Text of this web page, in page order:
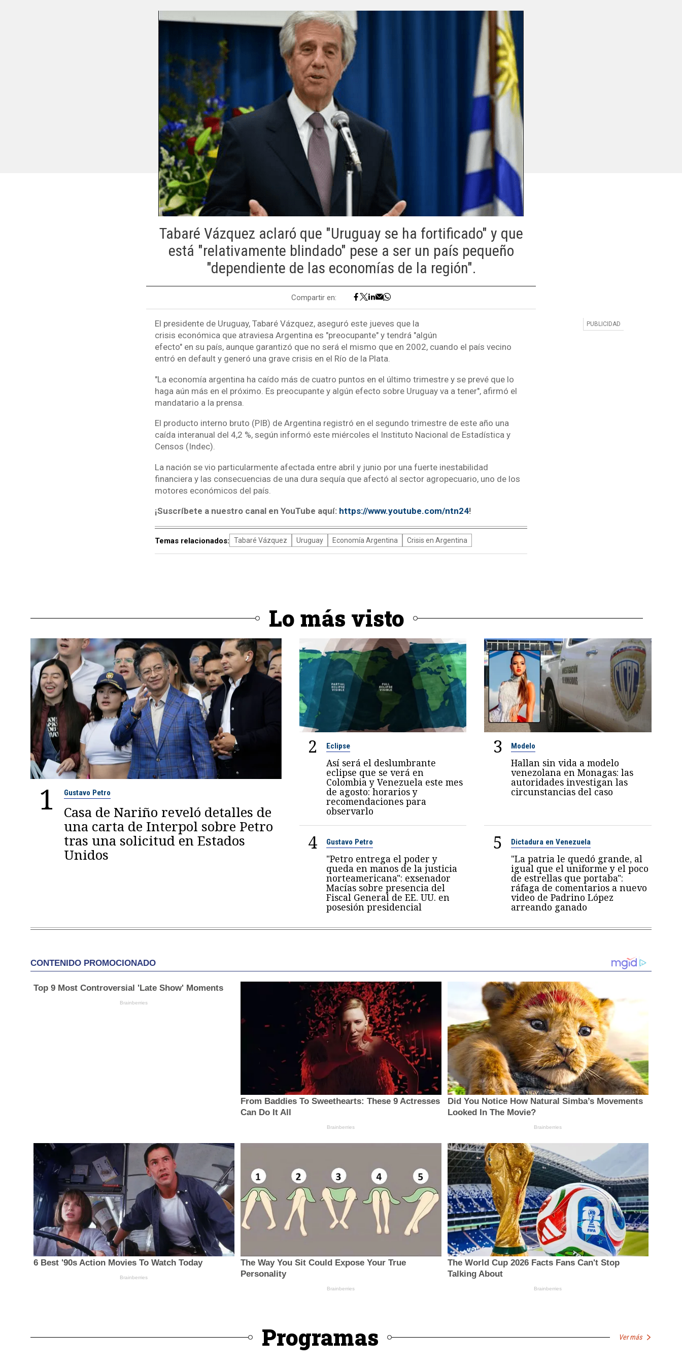
Tabaré Vázquez aclaró que "Uruguay se ha fortificado" y que
está "relativamente blindado" pese a ser un país pequeño
"dependiente de las economías de la región".
Compartir en:
El presidente de Uruguay, Tabaré Vázquez, aseguró este jueves que la
crisis económica que atraviesa Argentina es "preocupante" y tendrá "algún
efecto" en su país, aunque garantizó que no será el mismo que en 2002, cuando el país vecino
entró en default y generó una grave crisis en el Río de la Plata.
"La economía argentina ha caído más de cuatro puntos en el último trimestre y se prevé que lo
haga aún más en el próximo. Es preocupante y algún efecto sobre Uruguay va a tener", afirmó el
mandatario a la prensa.
El producto interno bruto (PIB) de Argentina registró en el segundo trimestre de este año una
caída interanual del 4,2 %, según informó este miércoles el Instituto Nacional de Estadística y
Censos (Indec).
La nación se vio particularmente afectada entre abril y junio por una fuerte inestabilidad
financiera y las consecuencias de una dura sequía que afectó al sector agropecuario, uno de los
motores económicos del país.
¡Suscríbete a nuestro canal en YouTube aquí: https://www.youtube.com/ntn24!
Temas relacionados: Tabaré Vázquez Uruguay Economía Argentina Crisis en Argentina
Lo más visto
1 Gustavo Petro
Casa de Nariño reveló detalles de
una carta de Interpol sobre Petro
tras una solicitud en Estados
Unidos
2 Eclipse
Así será el deslumbrante
eclipse que se verá en
Colombia y Venezuela este mes
de agosto: horarios y
recomendaciones para
observarlo
3 Modelo
Hallan sin vida a modelo
venezolana en Monagas: las
autoridades investigan las
circunstancias del caso
4 Gustavo Petro
"Petro entrega el poder y
queda en manos de la justicia
norteamericana": exsenador
Macías sobre presencia del
Fiscal General de EE. UU. en
posesión presidencial
5 Dictadura en Venezuela
"La patria le quedó grande, al
igual que el uniforme y el poco
de estrellas que portaba":
ráfaga de comentarios a nuevo
video de Padrino López
arreando ganado
Programas Ver más